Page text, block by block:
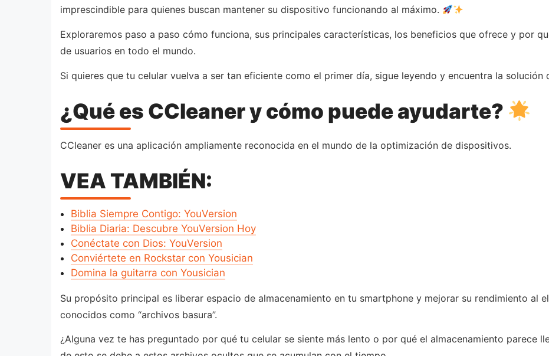
imprescindible para quienes buscan mantener su dispositivo funcionando al máximo.
Exploraremos paso a paso cómo funciona, sus principales características, los beneficios que ofrece y por
de usuarios en todo el mundo.
Si quieres que tu celular vuelva a ser tan eficiente como el primer día, sigue leyendo y encuentra la solución
¿Qué es CCleaner y cómo puede ayudarte?
CCleaner es una aplicación ampliamente reconocida en el mundo de la optimización de dispositivos.
VEA TAMBIÉN:
Biblia Siempre Contigo: YouVersion
Biblia Diaria: Descubre YouVersion Hoy
Conéctate con Dios: YouVersion
Conviértete en Rockstar con Yousician
Domina la guitarra con Yousician
Su propósito principal es liberar espacio de almacenamiento en tu smartphone y mejorar su rendimiento al
conocidos como “archivos basura”.
¿Alguna vez te has preguntado por qué tu celular se siente más lento o por qué el almacenamiento parece